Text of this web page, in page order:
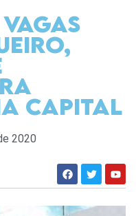
capital
2020